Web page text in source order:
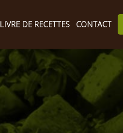
LIVRE DE RECETTES CONTACT